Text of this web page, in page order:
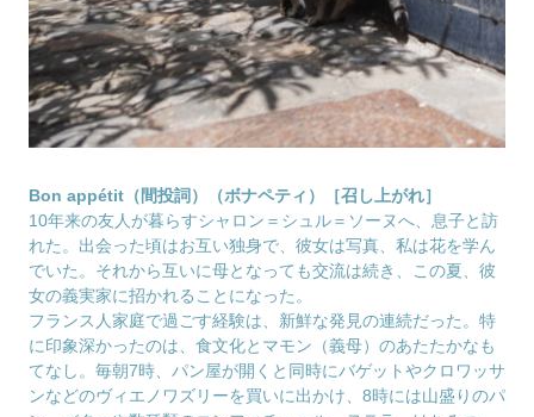
Bon appétit（間投詞）（ボナペティ）［召し上がれ］
10年来の友人が暮らすシャロン＝シュル＝ソーヌへ、息子と訪
れた。出会った頃はお互い独身で、彼女は写真、私は花を学ん
でいた。それから互いに母となっても交流は続き、この夏、彼
女の義実家に招かれることになった。
フランス人家庭で過ごす経験は、新鮮な発見の連続だった。特
に印象深かったのは、食文化とマモン（義母）のあたたかなも
てなし。毎朝7時、パン屋が開くと同時にバゲットやクロワッサ
ンなどのヴィエノワズリーを買いに出かけ、8時には山盛りのパ